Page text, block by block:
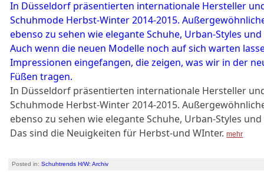
In Düsseldorf präsentierten internationale Hersteller
Schuhmode Herbst-Winter 2014-2015.
ebenso zu sehen wie elegante Schuhe, Urban-Styles
Das sind die Neuigkeiten für Herbst-und WInter.mehr
Posted in:Schuhtrends H/W: Archiv